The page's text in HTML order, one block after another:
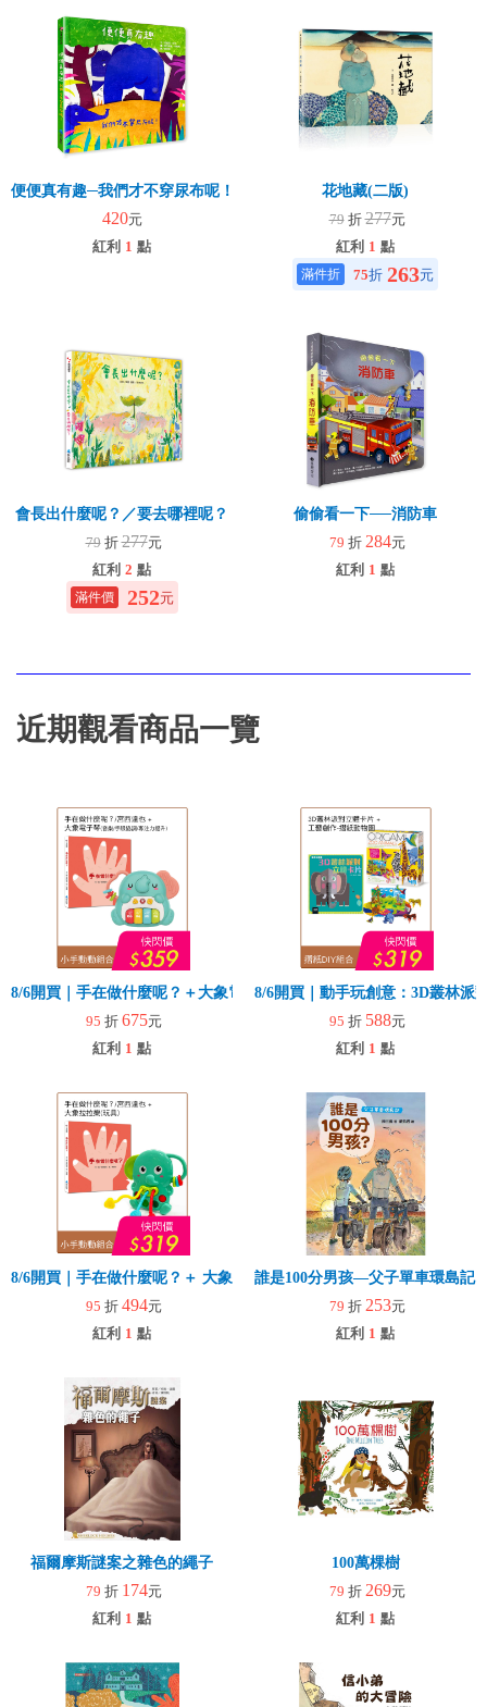
便便真有趣─我們才不穿尿布呢！
420元
紅利 1 點
花地藏(二版)
79 折277元
紅利 1 點
75折 263元
會長出什麼呢？／要去哪裡呢？
79 折277元
紅利 2 點
252元
偷偷看一下──消防車
79 折 284元
紅利 1 點
近期觀看商品一覽
8/6開買｜手在做什麼呢？＋大象電子琴
95 折 675元
紅利 1 點
8/6開買｜動手玩創意：3D叢林派
95 折 588元
紅利 1 點
8/6開買｜手在做什麼呢？＋ 大象拉拉樂(玩具)
95 折 494元
紅利 1 點
誰是100分男孩—父子單車環島記
79 折 253元
紅利 1 點
福爾摩斯謎案之雜色的繩子
79 折 174元
紅利 1 點
100萬棵樹
79 折 269元
紅利 1 點